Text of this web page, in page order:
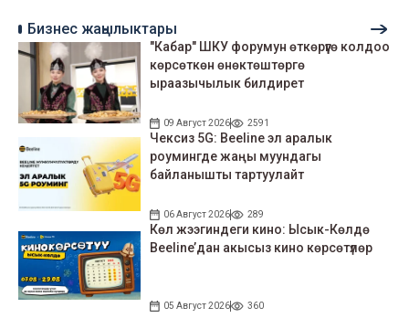
Бизнес жаңылыктары
"Кабар" ШКУ форумун өткөрүүгө колдоо
көрсөткөн өнөктөштөргө
ыраазычылык билдирет
09 Август 2026 2591
Чексиз 5G: Beeline эл аралык
роумингде жаңы муундагы
байланышты тартуулайт
06 Август 2026 289
Көл жээгиндеги кино: Ысык-Көлдө
Beeline’дан акысыз кино көрсөтүлөр
05 Август 2026 360